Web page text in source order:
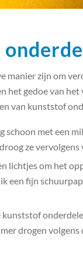
manier zijn om
gedoe van het
van kunststof
met een
ze vervolgens
lichtjes om het
een fijn
drogen